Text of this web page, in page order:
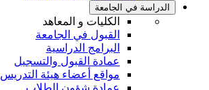
الدراسة في الجامعة
الكليات و المعاهد
القبول في الجامعة
البرامج الدراسية
عمادة القبول والتسجيل
مواقع أعضاء هيئة التدريس
عمادة شؤون الطلاب